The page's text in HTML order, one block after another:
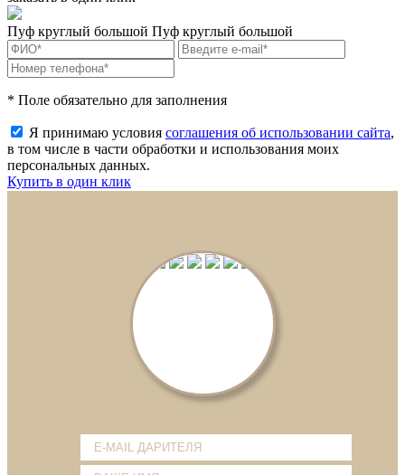
Пуф круглый большой Пуф круглый большой
* Поле обязательно для заполнения
Я принимаю условия соглашения об использовании сайта,
в том числе в части обработки и использования моих
персональных данных.
Купить в один клик